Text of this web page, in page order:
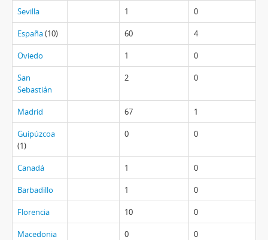
Sevilla 1 0
España(10) 60 4
Oviedo 1 0
San
Sebastián
2 0
Madrid 67 1
Guipúzcoa
(1)
0 0
Canadá 1 0
Barbadillo 1 0
Florencia 10 0
Macedonia
0 0